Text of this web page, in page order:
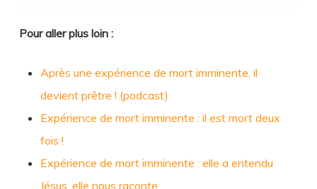
Pour aller plus loin :
Après une expérience de mort imminente, il
devient prêtre ! (podcast)
Expérience de mort imminente : il est mort deux
fois !
Expérience de mort imminente : elle a entendu
Jésus, elle nous raconte